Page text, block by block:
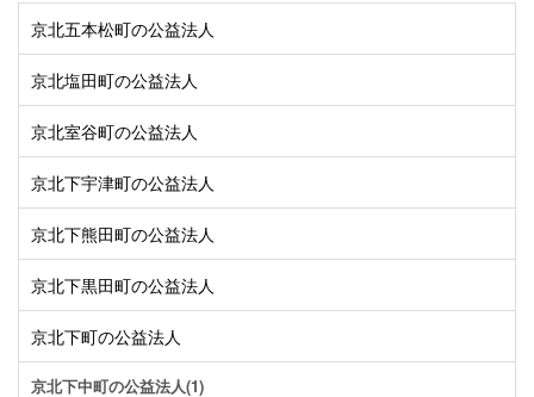
京北五本松町の公益法人
京北塩田町の公益法人
京北室谷町の公益法人
京北下宇津町の公益法人
京北下熊田町の公益法人
京北下黒田町の公益法人
京北下町の公益法人
京北下中町の公益法人(1)